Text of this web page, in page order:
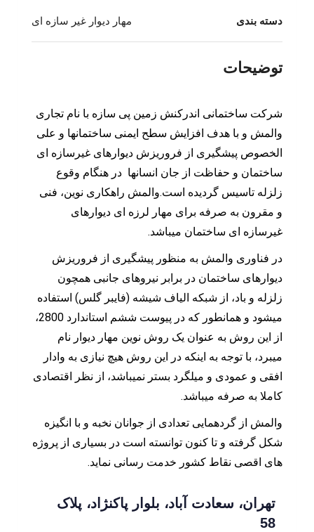
دسته بندی مهار دیوار غیر سازه ای
توضیحات
شرکت ساختمانی اندرکنش زمین پی سازه با نام تجاری
والمش و با هدف افزایش سطح ایمنی ساختمانها و علی
الخصوص پیشگیری از فروریزش دیوارهای غیرسازه ای
ساختمان و حفاظت از جان انسانها در هنگام وقوع
زلزله تاسیس گردیده است.والمش راهکاری نوین، فنی
و مقرون به صرفه برای مهار لرزه ای دیوارهای
غیرسازه ای ساختمان میباشد.
در فناوری والمش به منظور پیشگیری از فروریزش
دیوارهای ساختمان در برابر نیروهای جانبی همچون
زلزله و باد، از شبکه الیاف شیشه (فایبر گلس) استفاده
میشود و همانطور که در پیوست ششم استاندارد 2800،
از این روش به عنوان یک روش نوین مهار دیوار نام
میبرد، با توجه به اینکه در این روش هیچ نیازی به وادار
افقی و عمودی و میلگرد بستر نمیباشد، از نظر اقتصادی
کاملا به صرفه میباشد.
والمش از گردهمایی تعدادی از جوانان نخبه و با انگیزه
شکل گرفته و تا کنون توانسته است در بسیاری از پروژه
های اقصی نقاط کشور خدمت رسانی نماید.
تهران، سعادت آباد، بلوار پاکنژاد، پلاک
58